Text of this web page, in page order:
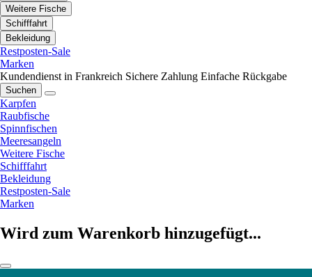
Weitere Fische
Schifffahrt
Bekleidung
Restposten-Sale
Marken
Kundendienst in Frankreich Sichere Zahlung Einfache Rückgabe
Suchen
Karpfen
Raubfische
Spinnfischen
Meeresangeln
Weitere Fische
Schifffahrt
Bekleidung
Restposten-Sale
Marken
Wird zum Warenkorb hinzugefügt...